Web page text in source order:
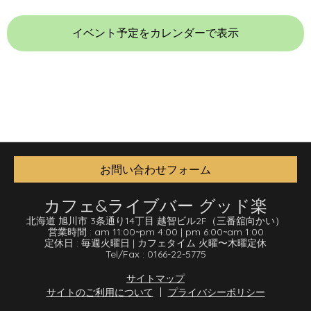
イベント予定をカレンダーで表示
お問い合わせフォーム
カフェ&ライブバー グッド楽
北海道 旭川市 3条通り14丁目 越智ビル2F （三番舘向かい）
営業時間 : am 11:00~pm 4:00 | pm 6:00~am 1:00
定休日 : 毎週火曜日 | カフェタイム 火曜〜木曜定休
Tel/Fax : 0166-22-5775
サイトマップ
サイトのご利用について
プライバシーポリシー